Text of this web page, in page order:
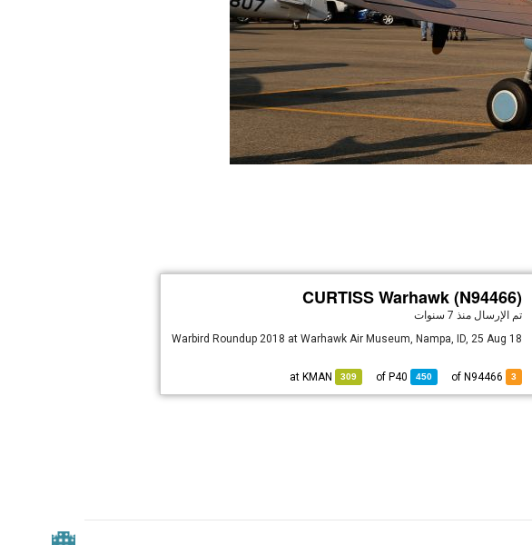
CURTISS Warhawk (N94466)
تم الإرسال منذ 7 سنوات
Warbird Roundup 2018 at Warhawk Air Museum, Nampa, ID, 25 Aug 18
3
450
P40
309
KMAN